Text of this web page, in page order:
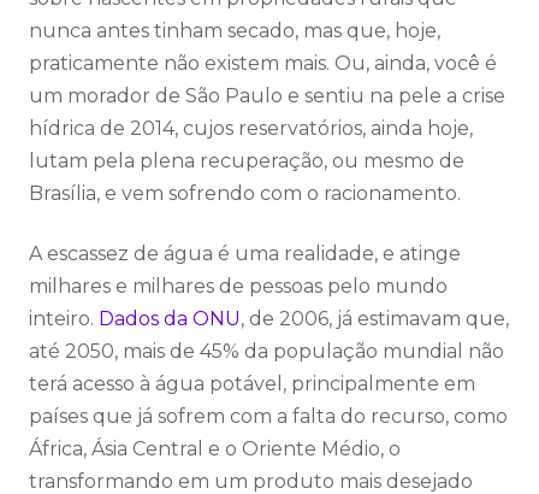
nunca antes tinham secado, mas que, hoje,
praticamente não existem mais. Ou, ainda, você é
um morador de São Paulo e sentiu na pele a crise
hídrica de 2014, cujos reservatórios, ainda hoje,
lutam pela plena recuperação, ou mesmo de
Brasília, e vem sofrendo com o racionamento.
A escassez de água é uma realidade, e atinge
milhares e milhares de pessoas pelo mundo
inteiro. Dados da ONU, de 2006, já estimavam que,
até 2050, mais de 45% da população mundial não
terá acesso à água potável, principalmente em
países que já sofrem com a falta do recurso, como
África, Ásia Central e o Oriente Médio, o
transformando em um produto mais desejado